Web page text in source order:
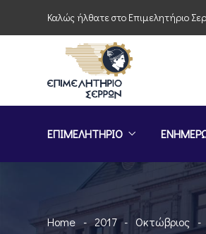
Καλώς ήλθατε στο Επιμελητήριο
ΕΠΙΜΕΛΗΤΗΡΙΟ
Home 2017 Οκτώβριος